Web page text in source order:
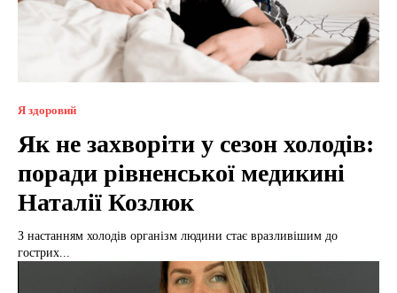
Я здоровий
Як не захворіти у сезон холодів:
поради рівненської медикині
Наталії Козлюк
З настанням холодів організм людини стає вразливішим до
гострих...